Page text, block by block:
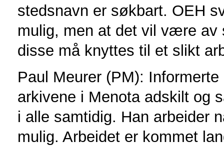
stedsnavn er søkbart. OEH
mulig, men at det vil være av
disse må knyttes til et slikt
Paul Meurer (PM):
arkivene i Menota adskilt og
i alle samtidig. Han arbeider
mulig. Arbeidet er kommet